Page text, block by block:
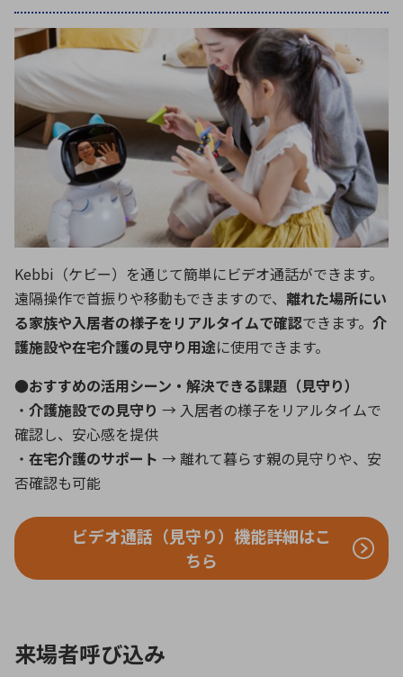
Kebbi（ケビー）を通じて簡単にビデオ通話ができます。
遠隔操作で首振りや移動もできますので、 離れた場所にい
る家族や入居者の様子をリアルタイムで確認できます。 介
護施設や在宅介護の見守り用途に使用できます。
●おすすめの活用シーン・解決できる課題（見守り）
・ 介護施設での見守り → 入居者の様子をリアルタイムで
確認し、安心感を提供
・ 在宅介護のサポート → 離れて暮らす親の見守りや、安
否確認も可能
ビデオ通話（見守り）機能詳細はこ
ちら
来場者呼び込み